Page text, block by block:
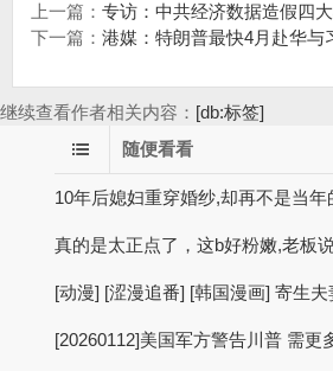
上一篇： 专访：中共经济数据造假四
下一篇： 港媒：特朗普最快4月赴华与
继续查看作者相关内容： [db:标签]
随便看看
10年后媳妇重穿婚纱,却再不是当年
真的是太正点了，这b好粉嫩,老板
[动漫] [涩漫追番] [韩国漫画] 寄生
[20260112]美国军方警告川普 需更